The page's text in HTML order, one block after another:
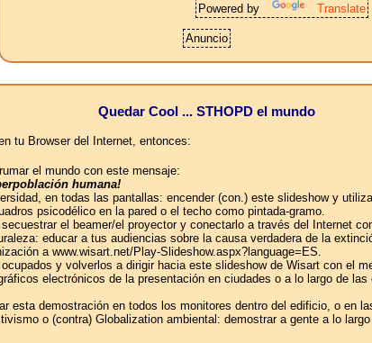
Powered by Translate
Anuncio
Quedar Cool ... STHOPD el mundo
tu Browser del Internet, entonces:
el mundo con este mensaje:
humana!
en todas las pantallas: encender (con.) este slideshow y
psicodélico en la pared o el techo como pintada-gramo.
el beamer/el proyector y conectarlo a través del Internet
educar a tus audiencias sobre la causa verdadera de la
a www.wisart.net/Play-Slideshow.aspx?language=ES.
y volverlos a dirigir hacia este slideshow de Wisart con el
electrónicos de la presentación en ciudades o a lo largo de
esta demostración en todos los monitores dentro del edificio, o en
o (contra) Globalization ambiental: demostrar a gente a lo